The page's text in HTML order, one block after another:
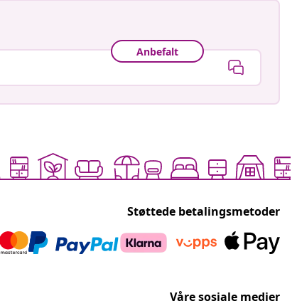
Anbefalt
Støttede betalingsmetoder
Våre sosiale medier